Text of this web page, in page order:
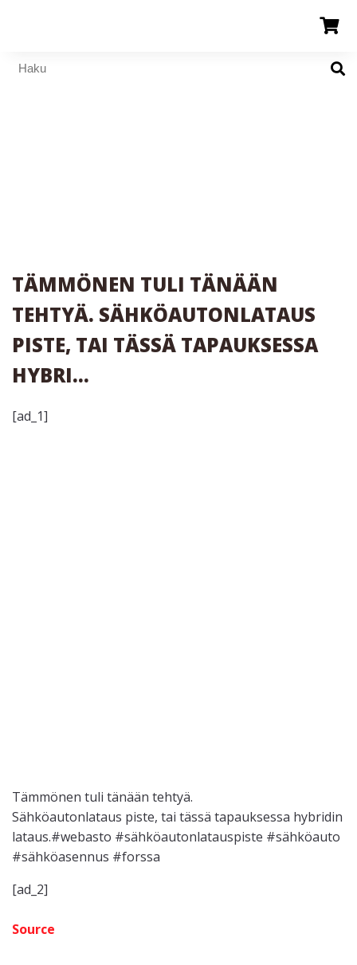
TÄMMÖNEN TULI TÄNÄÄN
TEHTYÄ. SÄHKÖAUTONLATAUS
PISTE, TAI TÄSSÄ TAPAUKSESSA
HYBRI…
[ad_1]
Tämmönen tuli tänään tehtyä.
Sähköautonlataus piste, tai tässä tapauksessa hybridin
lataus.#webasto #sähköautonlatauspiste #sähköauto
#sähköasennus #forssa
[ad_2]
Source